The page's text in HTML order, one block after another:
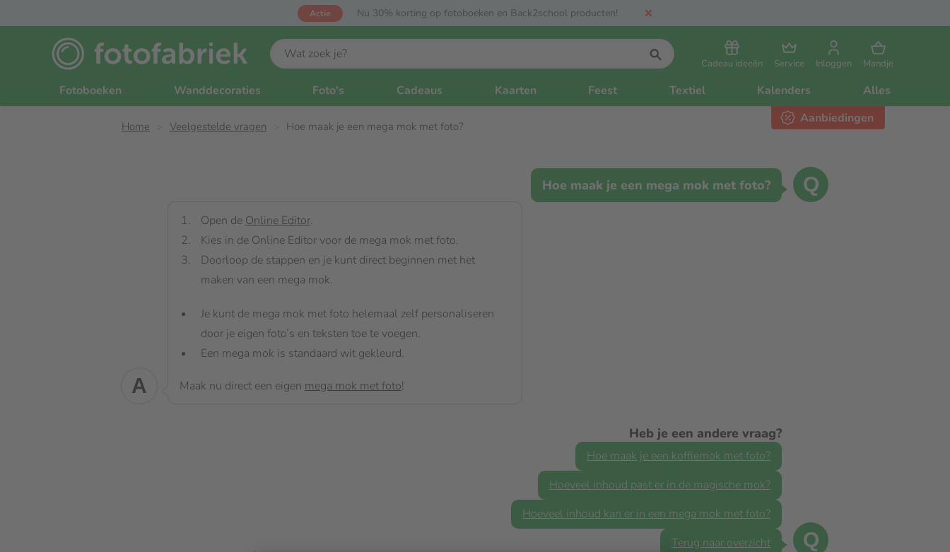
Actie Nu 30% korting op fotoboeken en Back2school producten!
Cadeau ideeën Service Inloggen Mandje
Fotoboeken Wanddecoraties Foto's Cadeaus Kaarten Feest Textiel Kalenders
Alles
Aanbiedingen
Home Veelgestelde vragen Hoe maak je een mega mok met foto?
Hoe maak je een mega mok met foto? Q
A
Open de Online Editor.
Kies in de Online Editor voor de mega mok met foto.
Doorloop de stappen en je kunt direct beginnen met het
maken van een mega mok.
Je kunt de mega mok met foto helemaal zelf personaliseren
door je eigen foto’s en teksten toe te voegen.
Een mega mok is standaard wit gekleurd.
Maak nu direct een eigen mega mok met foto!
Heb je een andere vraag?
Hoe maak je een koffiemok met foto?
Hoeveel inhoud past er in de magische mok?
Hoeveel inhoud kan er in een mega mok met foto?
Terug naar overzicht
Q